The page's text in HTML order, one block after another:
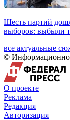
Шесть партий
выборов: выбыли
все актуальные
©
О проекте
Реклама
Редакция
Авторизация